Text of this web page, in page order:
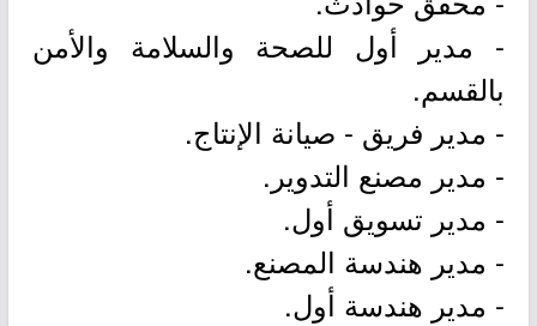
- مدير أول للصحة والسلامة والأمن
بالقسم.
- مدير فريق - صيانة الإنتاج.
- مدير مصنع التدوير.
- مدير تسويق أول.
- مدير هندسة المصنع.
- مدير هندسة أول.